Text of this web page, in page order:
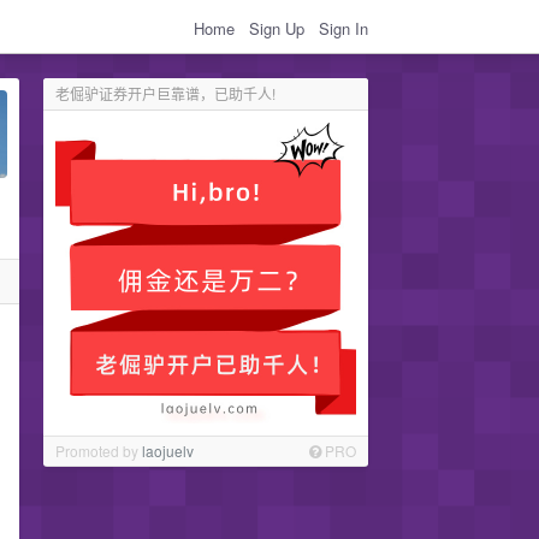
Home Sign Up Sign In
老倔驴证券开户巨靠谱，已助千人!
Promoted bylaojuelv PRO